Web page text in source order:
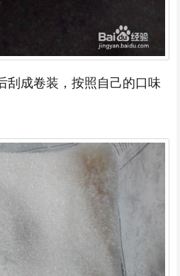
刮成卷装，按照自己的口味